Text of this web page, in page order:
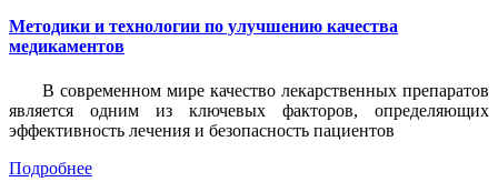
Методики и технологии по улучшению качества
медикаментов
В современном мире качество лекарственных препаратов
является одним из ключевых факторов, определяющих
эффективность лечения и безопасность пациентов
Подробнее